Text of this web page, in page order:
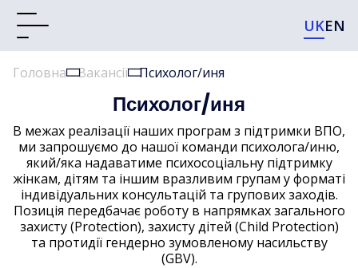
UKEN
Головна Вакансії Психолог/иня
Психолог/иня
В межах реалізації наших програм з підтримки ВПО,
ми запрошуємо до нашої команди психолога/иню,
який/яка надаватиме психосоціальну підтримку
жінкам, дітям та іншим вразливим групам у форматі
індивідуальних консультацій та групових заходів.
Позиція передбачає роботу в напрямках загального
захисту (Protection), захисту дітей (Child Protection)
та протидії гендерно зумовленому насильству
(GBV).